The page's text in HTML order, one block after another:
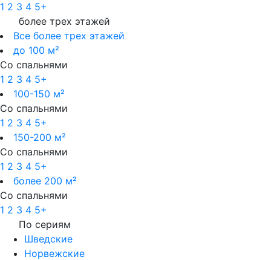
1 2 3 4 5+
более трех этажей
Все более трех этажей
до 100 м²
Со спальнями
1 2 3 4 5+
100-150 м²
Со спальнями
1 2 3 4 5+
150-200 м²
Со спальнями
1 2 3 4 5+
более 200 м²
Со спальнями
1 2 3 4 5+
По сериям
Шведские
Норвежские